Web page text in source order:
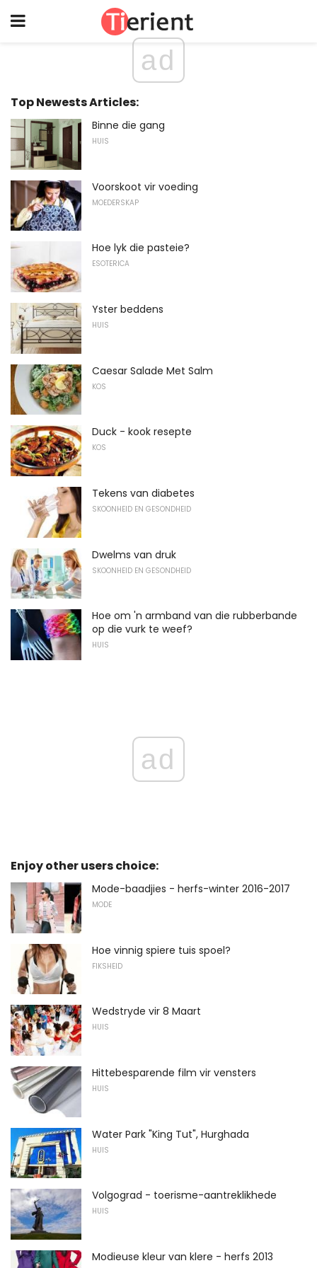
ad
Top Newests Articles:
Binne die gang
HUIS
Voorskoot vir voeding
MOEDERSKAP
Hoe lyk die pasteie?
ESOTERICA
Yster beddens
HUIS
Caesar Salade Met Salm
KOS
Duck - kook resepte
KOS
Tekens van diabetes
SKOONHEID EN GESONDHEID
Dwelms van druk
SKOONHEID EN GESONDHEID
Hoe om 'n armband van die rubberbande
op die vurk te weef?
HUIS
ad
Enjoy other users choice:
Mode-baadjies - herfs-winter 2016-2017
MODE
Hoe vinnig spiere tuis spoel?
FIKSHEID
Wedstryde vir 8 Maart
HUIS
Hittebesparende film vir vensters
HUIS
Water Park "King Tut", Hurghada
HUIS
Volgograd - toerisme-aantreklikhede
HUIS
Modieuse kleur van klere - herfs 2013